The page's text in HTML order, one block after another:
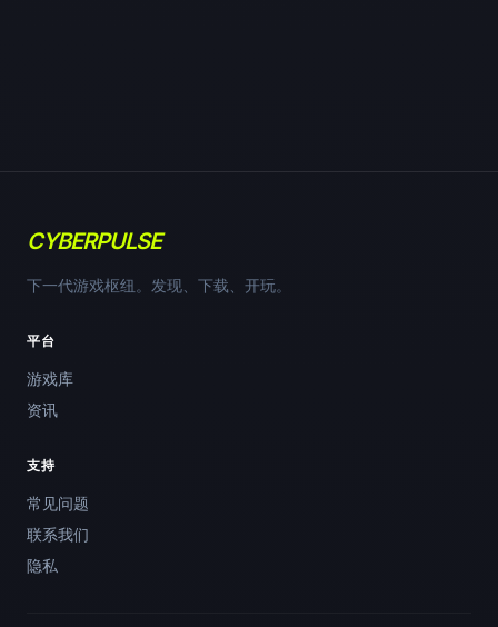
CYBERPULSE
下一代游戏枢纽。发现、下载、开玩。
平台
游戏库
资讯
支持
常见问题
联系我们
隐私